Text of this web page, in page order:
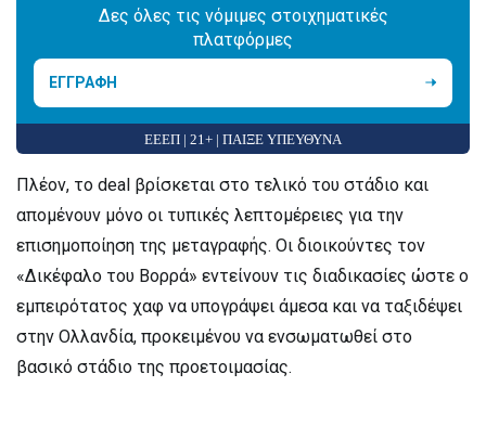
Δες όλες τις νόμιμες στοιχηματικές
πλατφόρμες
ΕΓΓΡΑΦΗ
ΕΕΕΠ | 21+ | ΠΑΙΞΕ ΥΠΕΥΘΥΝΑ
Πλέον, το deal βρίσκεται στο τελικό του στάδιο και
απομένουν μόνο οι τυπικές λεπτομέρειες για την
επισημοποίηση της μεταγραφής. Οι διοικούντες τον
«Δικέφαλο του Βορρά» εντείνουν τις διαδικασίες ώστε ο
εμπειρότατος χαφ να υπογράψει άμεσα και να ταξιδέψει
στην Ολλανδία, προκειμένου να ενσωματωθεί στο
βασικό στάδιο της προετοιμασίας.